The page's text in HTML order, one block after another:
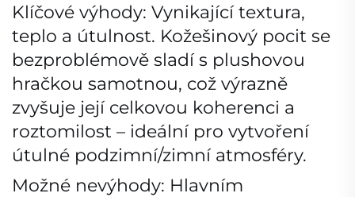
Klíčové výhody: Vynikající textura,
teplo a útulnost. Kožešinový pocit se
bezproblémově sladí s plushovou
hračkou samotnou, což výrazně
zvyšuje její celkovou koherenci a
roztomilost – ideální pro vytvoření
útulné podzimní/zimní atmosféry.
Možné nevýhody: Hlavním